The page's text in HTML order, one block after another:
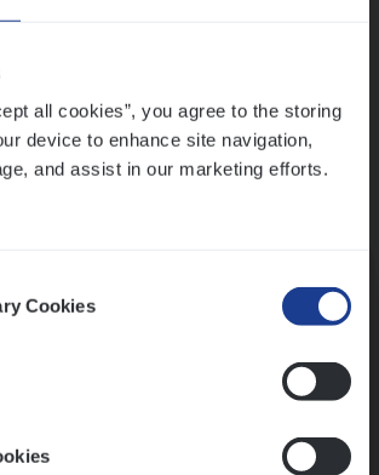
all cookies”, you agree to the storing
device to enhance site navigation,
and assist in our marketing efforts.
Cookies